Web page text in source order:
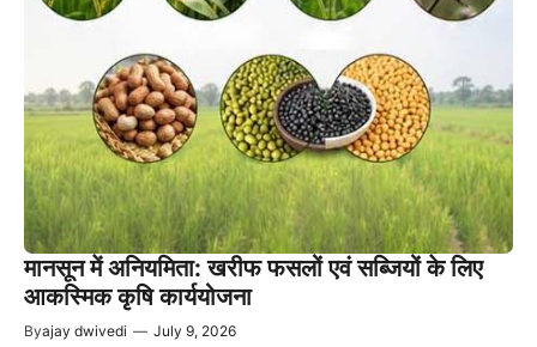
मानसून में अनियमिता: खरीफ फसलों एवं सब्जियों के लिए
आकस्मिक कृषि कार्ययोजना
Byajay dwivedi — July 9, 2026